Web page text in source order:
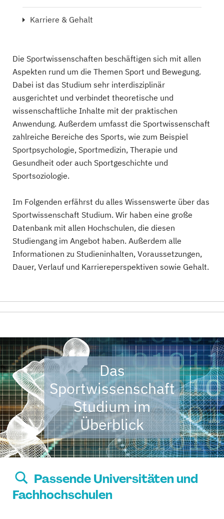
Karriere & Gehalt
Die Sportwissenschaften beschäftigen sich mit allen
Aspekten rund um die Themen Sport und Bewegung.
Dabei ist das Studium sehr interdisziplinär
ausgerichtet und verbindet theoretische und
wissenschaftliche Inhalte mit der praktischen
Anwendung. Außerdem umfasst die Sportwissenschaft
zahlreiche Bereiche des Sports, wie zum Beispiel
Sportpsychologie, Sportmedizin, Therapie und
Gesundheit oder auch Sportgeschichte und
Sportsoziologie.
Im Folgenden erfährst du alles Wissenswerte über das
Sportwissenschaft Studium. Wir haben eine große
Datenbank mit allen Hochschulen, die diesen
Studiengang im Angebot haben. Außerdem alle
Informationen zu Studieninhalten, Voraussetzungen,
Dauer, Verlauf und Karriereperspektiven sowie Gehalt.
Das
Sportwissenschaft
Studium im
Überblick
Passende Universitäten und
Fachhochschulen